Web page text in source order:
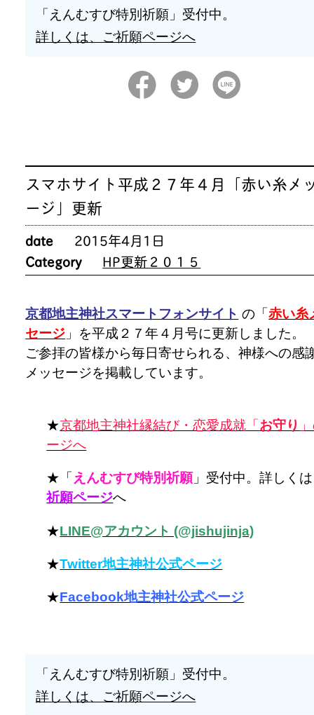
「えんむすび特別祈願」受付中。
詳しくは、ご祈願ページへ
スマホサイト平成２７年４月「赤い糸メ
ージ」更新
date
2015年4月1日
Category
HP更新２０１５
京都地主神社スマートフォンサイト の「赤い糸
セージ 」を平成２７年４月号に更新しました。
ご参拝の皆様から毎日寄せられる、神様への感
メッセージを掲載しています。
★京都地主神社縁結び・恋愛成就「お守り
ージへ
★「 えんむすび特別祈願」受付中。詳しく
祈願ページへ
★LINE@アカウント (@jishujinja)
★Twitter地主神社公式ページ
★Facebook地主神社公式ページ
「えんむすび特別祈願」受付中。
詳しくは、ご祈願ページへ